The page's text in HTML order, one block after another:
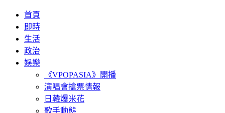
首頁
即時
生活
政治
娛樂
《VPOPASIA》開播
演唱會搶票情報
日韓爆米花
歌手動態